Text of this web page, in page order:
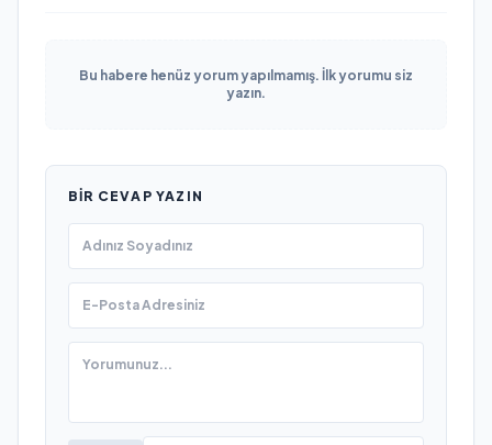
Bu habere henüz yorum yapılmamış. İlk yorumu siz
yazın.
BIR CEVAP YAZIN